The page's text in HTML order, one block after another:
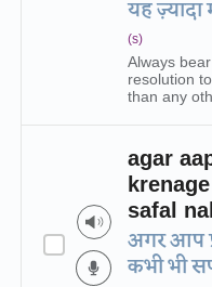
यह ज़्यादा
(s)
Always
resolution
than any
agar
safal
अगर आप
कभी भी